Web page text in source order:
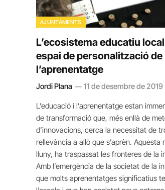
AJUNTAMENTS
L’ecosistema educatiu
espai de personalització de
l’aprenentatge
Jordi Plana 11 de desembre de 2019
L’educació i l’aprenentatge estan
de transformació que, més enllà de
d’innovacions, cerca la necessitat de
rellevància a allò que s’aprèn.
lluny, ha traspassat les fronteres de la
Amb l’emergència de la societat de la
que molts aprenentatges significatius